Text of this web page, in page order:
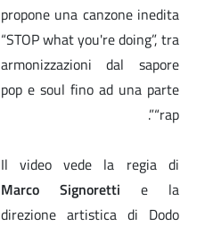
propone una canzone inedita
“STOP what you're doing”, tra
armonizzazioni dal sapore
pop e soul fino ad una parte
“rap”.
Il video vede la regia di
Marco Signoretti e la
direzione artistica di Dodo